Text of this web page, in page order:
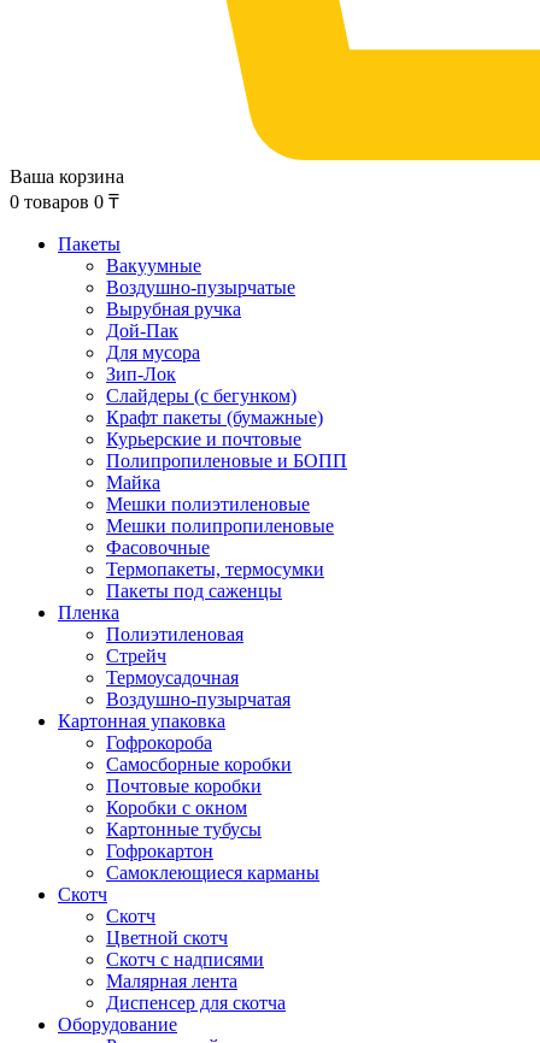
Ваша корзина
0 товаров 0 ₸
Пакеты
Вакуумные
Воздушно-пузырчатые
Вырубная ручка
Дой-Пак
Для мусора
Зип-Лок
Слайдеры (с бегунком)
Крафт пакеты (бумажные)
Курьерские и почтовые
Полипропиленовые и БОПП
Майка
Мешки полиэтиленовые
Мешки полипропиленовые
Фасовочные
Термопакеты, термосумки
Пакеты под саженцы
Пленка
Полиэтиленовая
Стрейч
Термоусадочная
Воздушно-пузырчатая
Картонная упаковка
Гофрокороба
Самосборные коробки
Почтовые коробки
Коробки с окном
Картонные тубусы
Гофрокартон
Самоклеющиеся карманы
Скотч
Скотч
Цветной скотч
Скотч с надписями
Малярная лента
Диспенсер для скотча
Оборудование